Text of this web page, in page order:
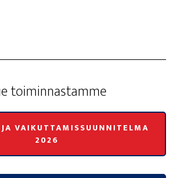
toi­min­nas­tam­me
VAIKUTTAMISSUUNNITELMA
2026